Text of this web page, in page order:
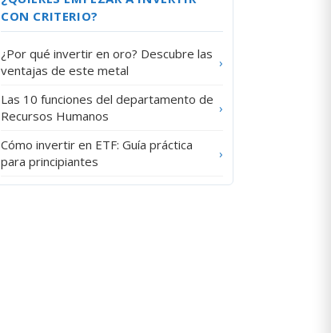
CON CRITERIO?
¿Por qué invertir en oro? Descubre las
ventajas de este metal
›
Las 10 funciones del departamento de
Recursos Humanos
›
Cómo invertir en ETF: Guía práctica
para principiantes
›